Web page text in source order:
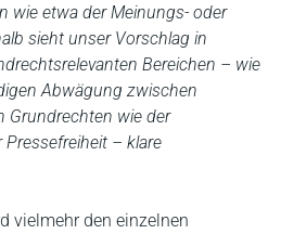
wie etwa der Meinungs- oder
sieht unser Vorschlag in
Bereichen – wie
Abwägung zwischen
Grundrechten wie der
– klare
vielmehr den einzelnen